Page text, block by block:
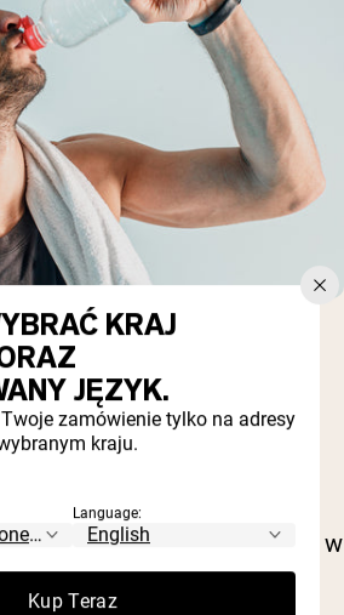
JEST LEPSZY
JELIT: MORSKI
nazywany jest
ze względu na jego rolę w
wyglądu, może on również
na zdrowie jelit.
KRAJ
JĘZYK.
zamówienie tylko na adresy
kraju.
Language:
Kup Teraz